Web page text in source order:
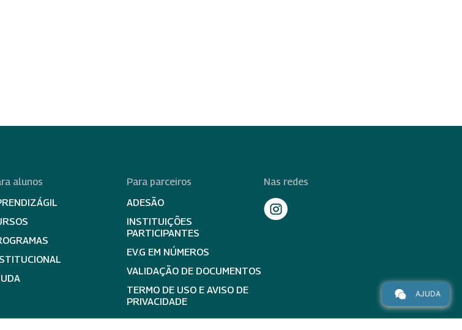
alunos
Para parceiros
ADESÃO
INSTITUIÇÕES
PARTICIPANTES
EV.G EM NÚMEROS
VALIDAÇÃO DE DOCUMENTOS
TERMO DE USO E AVISO DE
PRIVACIDADE
Nas redes
AJUDA